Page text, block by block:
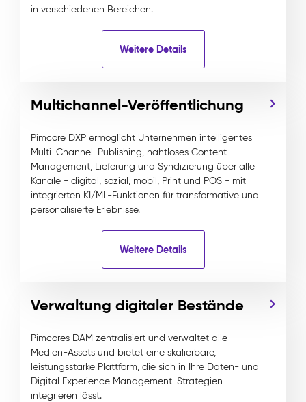
in verschiedenen Bereichen.
Weitere Details
Multichannel-Veröffentlichung
Pimcore DXP ermöglicht Unternehmen intelligentes
Multi-Channel-Publishing, nahtloses Content-
Management, Lieferung und Syndizierung über alle
Kanäle - digital, sozial, mobil, Print und POS - mit
integrierten KI/ML-Funktionen für transformative und
personalisierte Erlebnisse.
Weitere Details
Verwaltung digitaler Bestände
Pimcores DAM zentralisiert und verwaltet alle
Medien-Assets und bietet eine skalierbare,
leistungsstarke Plattform, die sich in Ihre Daten- und
Digital Experience Management-Strategien
integrieren lässt.